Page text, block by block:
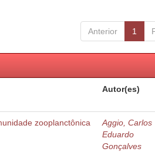
Anterior 1
Autor(es)
zooplanctônica
Aggio, Carlos
Eduardo
Gonçalves